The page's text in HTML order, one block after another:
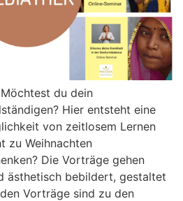
du dein
Hier entsteht eine
von zeitlosem Lernen
zu Weihnachten
Die Vorträge gehen
ästhetisch bebildert, gestaltet
Vorträge sind zu den